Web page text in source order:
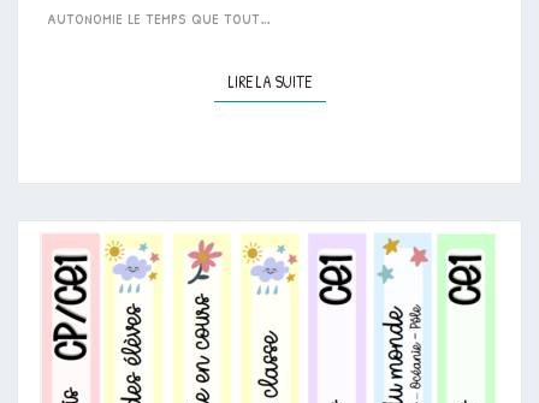
autonomie le temps que tout…
LIRE LA SUITELIRE LA SUITE